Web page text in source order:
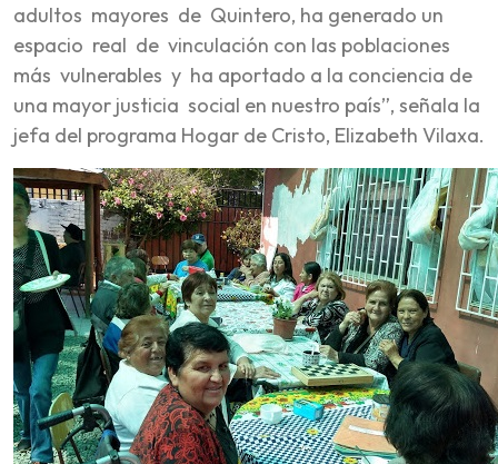
adultos mayores de Quintero, ha generado un
espacio real de vinculación con las poblaciones
más vulnerables y ha aportado a la conciencia de
una mayor justicia social en nuestro país”, señala la
jefa del programa Hogar de Cristo, Elizabeth Vilaxa.